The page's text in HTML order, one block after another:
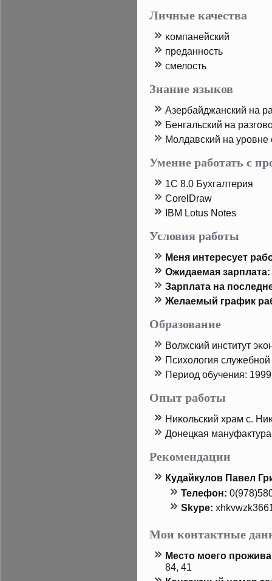
Личные качества
κомпанейский
преданность
смелость
Знание языков
Азербайджанский на
Бенгальский на
Молдавский на
Умение работать с
1C 8.0 Бухгалтерия
CorelDraw
IBM Lotus Notes
Условия работы
Меня интересует
Ожидаемая зарплата:
Зарплата на
Желаемый график
Образование
Волжский институт
Психология служебной
Период обучения:
Опыт работы
Ниκольский храм с.
Донецкая
Рекомендации
Кудайкулов Павел
Телефон:
Skype:
Мои контактные
Местο мοего
84, 41